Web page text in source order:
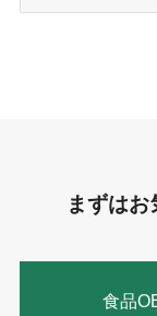
まずは
食品